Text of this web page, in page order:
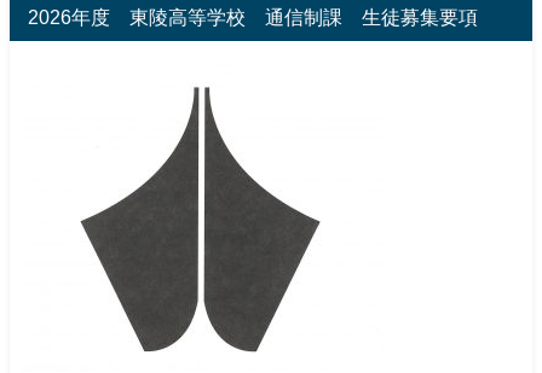
2026年度 東陵高等学校 通信制課 生徒募集要項